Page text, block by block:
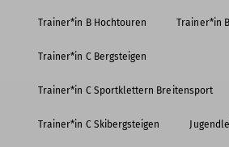
Trainer*in B Hochtouren Trainer*in
Trainer*in C Bergsteigen
Trainer*in C Sportklettern Breitensport
Trainer*in C Skibergsteigen